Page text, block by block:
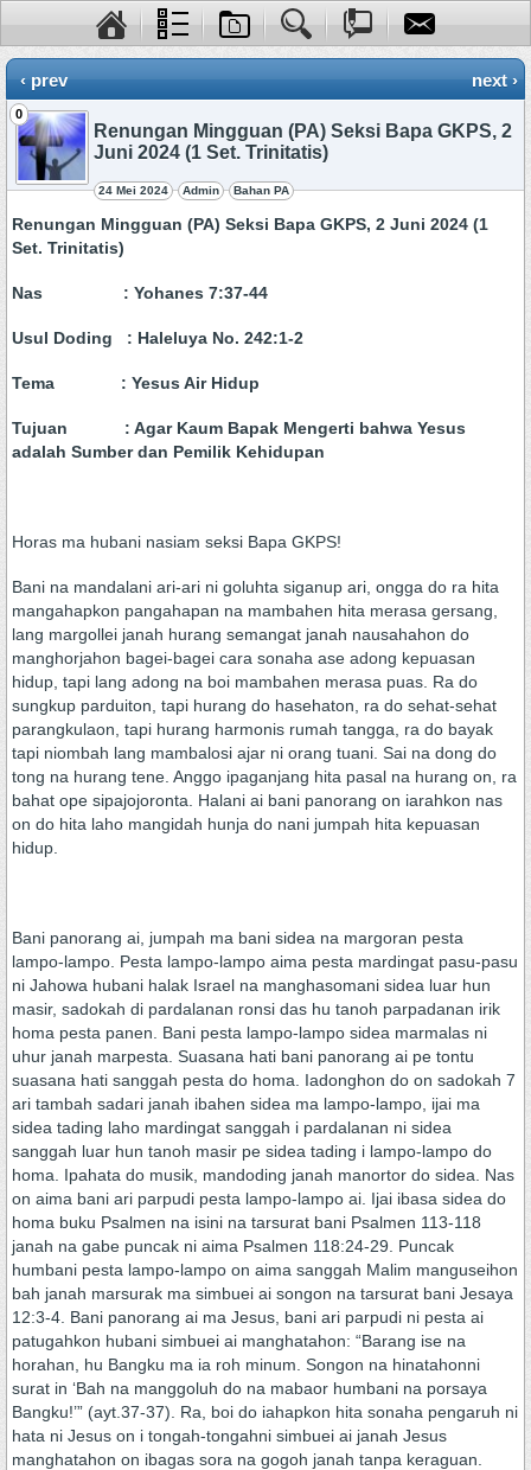
‹ prev next ›
0
Renungan Mingguan (PA) Seksi Bapa GKPS, 2
Juni 2024 (1 Set. Trinitatis)
24 Mei 2024 Admin Bahan PA
Renungan Mingguan (PA) Seksi Bapa GKPS, 2 Juni 2024 (1
Set. Trinitatis)
Nas : Yohanes 7:37-44
Usul Doding : Haleluya No. 242:1-2
Tema : Yesus Air Hidup
Tujuan : Agar Kaum Bapak Mengerti bahwa Yesus
adalah Sumber dan Pemilik Kehidupan
Horas ma hubani nasiam seksi Bapa GKPS!
Bani na mandalani ari-ari ni goluhta siganup ari, ongga do ra hita
mangahapkon pangahapan na mambahen hita merasa gersang,
lang margollei janah hurang semangat janah nausahahon do
manghorjahon bagei-bagei cara sonaha ase adong kepuasan
hidup, tapi lang adong na boi mambahen merasa puas. Ra do
sungkup parduiton, tapi hurang do hasehaton, ra do sehat-sehat
parangkulaon, tapi hurang harmonis rumah tangga, ra do bayak
tapi niombah lang mambalosi ajar ni orang tuani. Sai na dong do
tong na hurang tene. Anggo ipaganjang hita pasal na hurang on, ra
bahat ope sipajojoronta. Halani ai bani panorang on iarahkon nas
on do hita laho mangidah hunja do nani jumpah hita kepuasan
hidup.
Bani panorang ai, jumpah ma bani sidea na margoran pesta
lampo-lampo. Pesta lampo-lampo aima pesta mardingat pasu-pasu
ni Jahowa hubani halak Israel na manghasomani sidea luar hun
masir, sadokah di pardalanan ronsi das hu tanoh parpadanan irik
homa pesta panen. Bani pesta lampo-lampo sidea marmalas ni
uhur janah marpesta. Suasana hati bani panorang ai pe tontu
suasana hati sanggah pesta do homa. Iadonghon do on sadokah 7
ari tambah sadari janah ibahen sidea ma lampo-lampo, ijai ma
sidea tading laho mardingat sanggah i pardalanan ni sidea
sanggah luar hun tanoh masir pe sidea tading i lampo-lampo do
homa. Ipahata do musik, mandoding janah manortor do sidea. Nas
on aima bani ari parpudi pesta lampo-lampo ai. Ijai ibasa sidea do
homa buku Psalmen na isini na tarsurat bani Psalmen 113-118
janah na gabe puncak ni aima Psalmen 118:24-29. Puncak
humbani pesta lampo-lampo on aima sanggah Malim manguseihon
bah janah marsurak ma simbuei ai songon na tarsurat bani Jesaya
12:3-4. Bani panorang ai ma Jesus, bani ari parpudi ni pesta ai
patugahkon hubani simbuei ai manghatahon: “Barang ise na
horahan, hu Bangku ma ia roh minum. Songon na hinatahonni
surat in ‘Bah na manggoluh do na mabaor humbani na porsaya
Bangku!’” (ayt.37-37). Ra, boi do iahapkon hita sonaha pengaruh ni
hata ni Jesus on i tongah-tongahni simbuei ai janah Jesus
manghatahon on ibagas sora na gogoh janah tanpa keraguan.